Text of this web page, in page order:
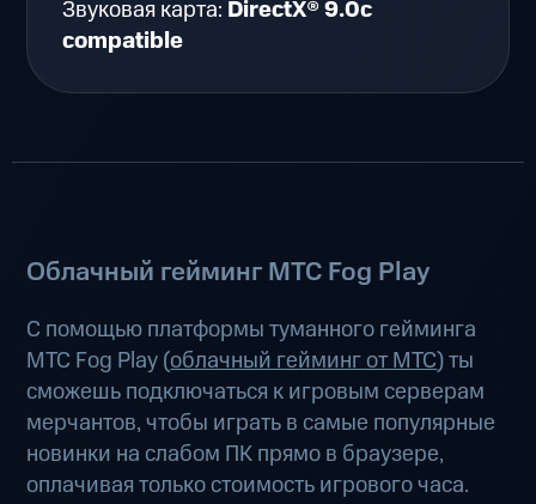
Звуковая карта: DirectX® 9.0c
compatible
Облачный гейминг МТС Fog Play
С помощью платформы туманного гейминга
МТС Fog Play (облачный гейминг от МТС) ты
сможешь подключаться к игровым серверам
мерчантов, чтобы играть в самые популярные
новинки на слабом ПК прямо в браузере,
оплачивая только стоимость игрового часа.